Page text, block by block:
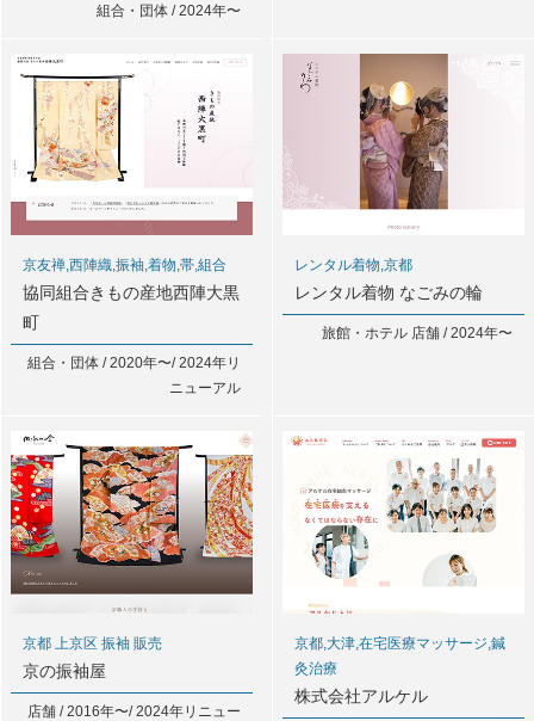
組合・団体 / 2024年〜
京友禅,西陣織,振袖,着物,帯,組合
協同組合きもの産地西陣大黒
町
組合・団体 / 2020年〜/ 2024年リ
ニューアル
レンタル着物,京都
レンタル着物 なごみの輪
旅館・ホテル 店舗 / 2024年〜
京都 上京区 振袖 販売
京の振袖屋
店舗 / 2016年〜/ 2024年リニュー
京都,大津,在宅医療マッサージ,鍼
灸治療
株式会社アルケル